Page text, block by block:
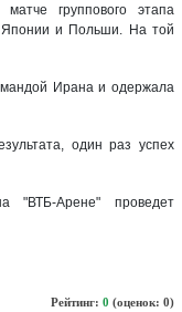
группового этапа
и Польши. На той
Ирана и одержала
один раз успех
"ВТБ-Арене" проведет
Рейтинг: 0 (оценок: 0)